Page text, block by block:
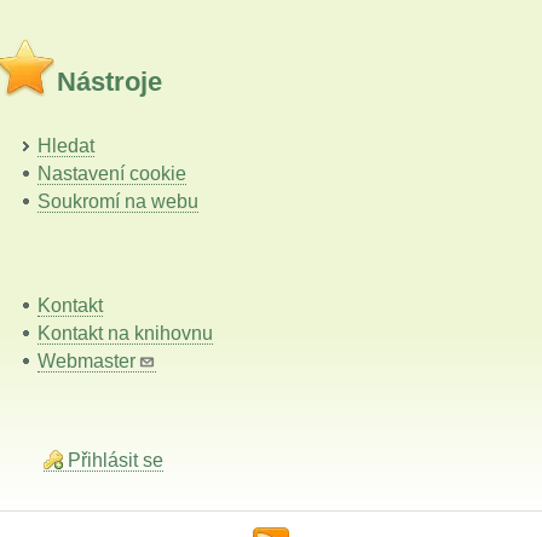
Nástroje
Hledat
Nastavení cookie
Soukromí na webu
Kontakt
Kontakt na knihovnu
Webmaster
Přihlásit se